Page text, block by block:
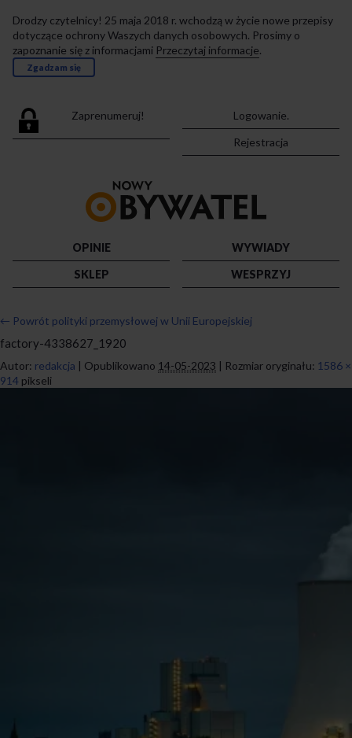
Drodzy czytelnicy! 25 maja 2018 r. wchodzą w życie nowe przepisy
dotyczące ochrony Waszych danych osobowych. Prosimy o
zapoznanie się z informacjami Przeczytaj informacje.
Zgadzam się
Zaprenumeruj!
Logowanie.
Rejestracja
strony
OPINIE
WYWIADY
SKLEP
WESPRZYJ
← Powrót polityki przemysłowej w Unii Europejskiej
factory-4338627_1920
Autor: redakcja | Opublikowano 14-05-2023 | Rozmiar oryginału: 1586 ×
914 pikseli